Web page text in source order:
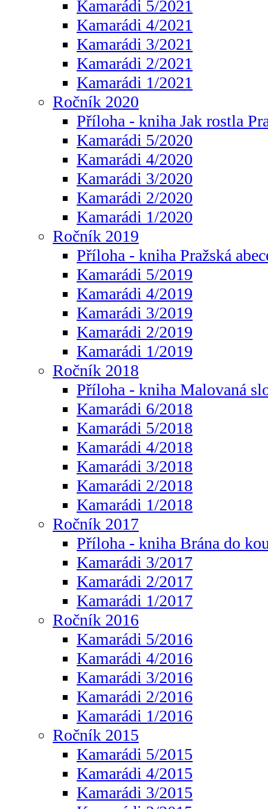
Kamarádi 5/2021
Kamarádi 4/2021
Kamarádi 3/2021
Kamarádi 2/2021
Kamarádi 1/2021
Ročník 2020
Příloha - kniha Jak rostla
Kamarádi 5/2020
Kamarádi 4/2020
Kamarádi 3/2020
Kamarádi 2/2020
Kamarádi 1/2020
Ročník 2019
Příloha - kniha Pražská
Kamarádi 5/2019
Kamarádi 4/2019
Kamarádi 3/2019
Kamarádi 2/2019
Kamarádi 1/2019
Ročník 2018
Příloha - kniha Malovaná
Kamarádi 6/2018
Kamarádi 5/2018
Kamarádi 4/2018
Kamarádi 3/2018
Kamarádi 2/2018
Kamarádi 1/2018
Ročník 2017
Příloha - kniha Brána do
Kamarádi 3/2017
Kamarádi 2/2017
Kamarádi 1/2017
Ročník 2016
Kamarádi 5/2016
Kamarádi 4/2016
Kamarádi 3/2016
Kamarádi 2/2016
Kamarádi 1/2016
Ročník 2015
Kamarádi 5/2015
Kamarádi 4/2015
Kamarádi 3/2015